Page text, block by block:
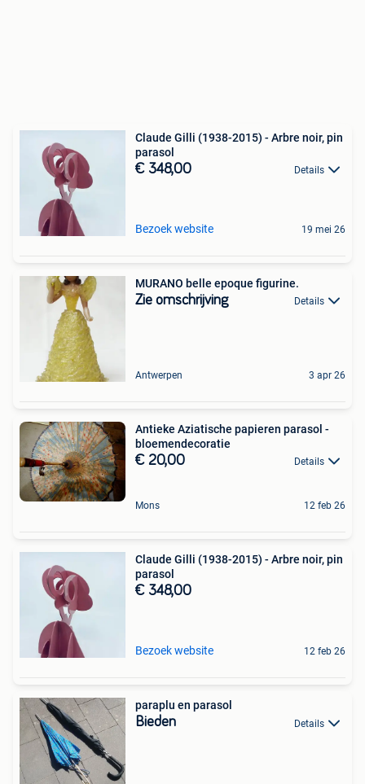
Claude Gilli (1938-2015) - Arbre noir, pin
parasol
€ 348,00 Details
Bezoek website 19 mei 26
MURANO belle epoque figurine.
Zie omschrijving Details
Antwerpen 3 apr 26
Antieke Aziatische papieren parasol -
bloemendecoratie
€ 20,00 Details
Mons 12 feb 26
Claude Gilli (1938-2015) - Arbre noir, pin
parasol
€ 348,00
Bezoek website 12 feb 26
paraplu en parasol
Bieden Details